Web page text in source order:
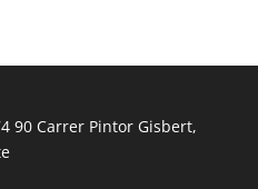
90 Carrer Pintor Gisbert,